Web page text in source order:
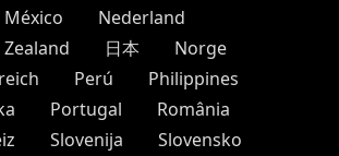
México
Nederland
日本
Norge
Perú
Philippines
Portugal
România
Slovenija
Slovensko